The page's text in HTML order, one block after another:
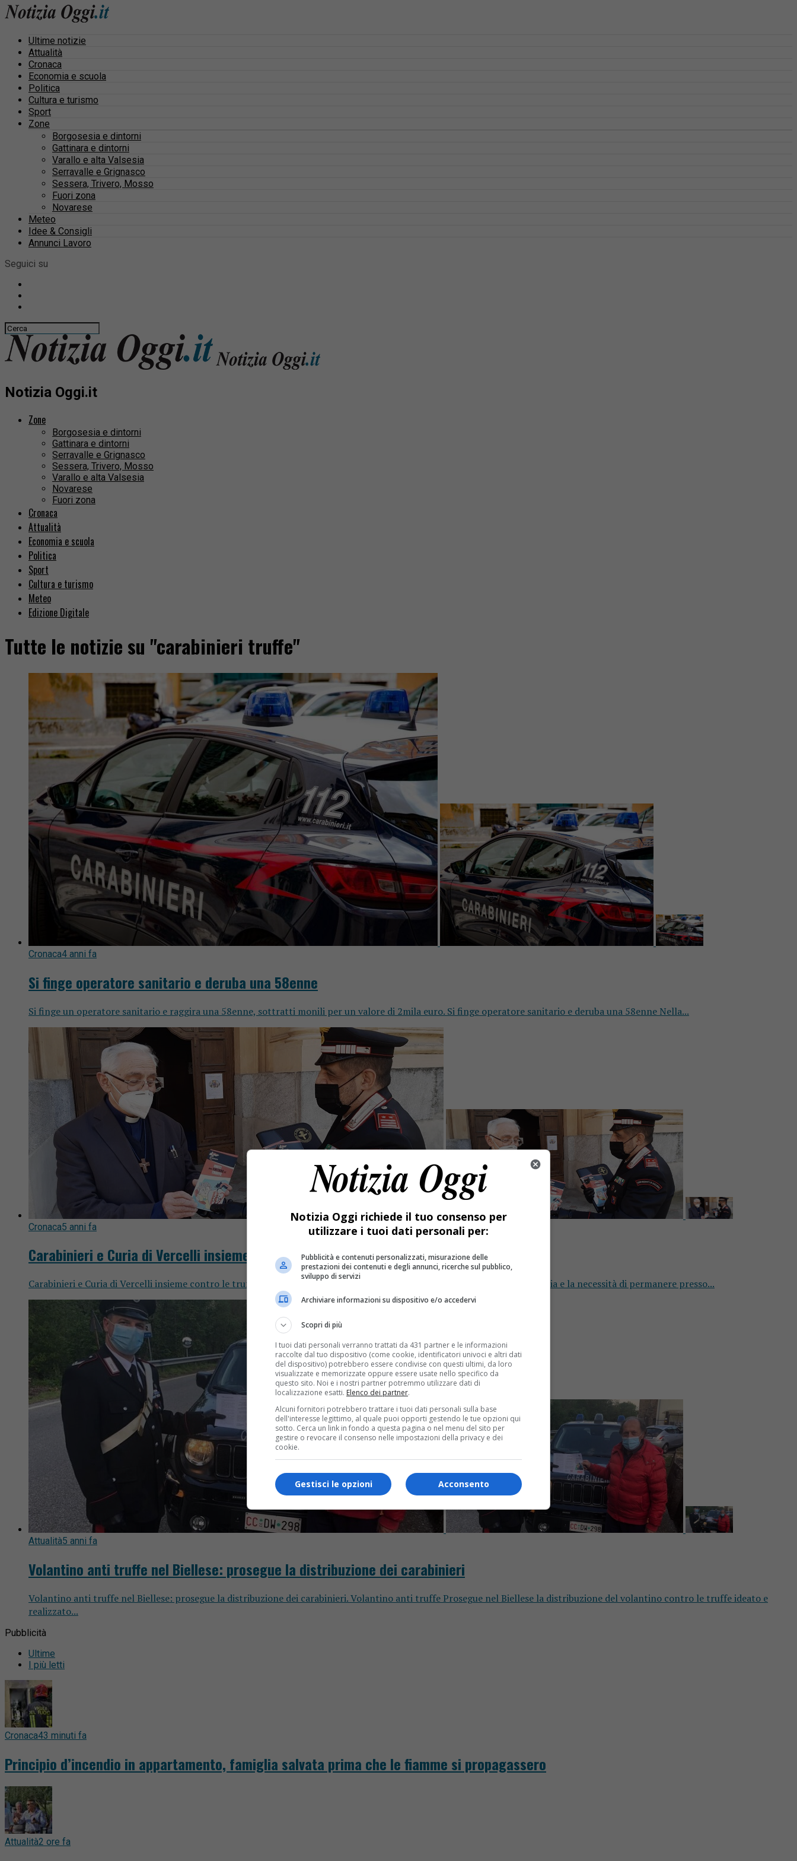
Ultime notizie
Attualità
Cronaca
Economia e scuola
Politica
Cultura e turismo
Sport
Zone
Borgosesia e dintorni
Gattinara e dintorni
Varallo e alta Valsesia
Serravalle e Grignasco
Sessera, Trivero, Mosso
Fuori zona
Novarese
Meteo
Idee & Consigli
Annunci Lavoro
Seguici su
Notizia Oggi.it
Zone
Borgosesia e dintorni
Gattinara e dintorni
Serravalle e Grignasco
Sessera, Trivero, Mosso
Varallo e alta Valsesia
Novarese
Fuori zona
Cronaca
Attualità
Economia e scuola
Politica
Sport
Cultura e turismo
Meteo
Edizione Digitale
Tutte le notizie su "carabinieri truffe"
Cronaca4 anni fa
Si finge operatore sanitario e deruba una 58enne
Si finge un operatore sanitario e raggira una 58enne, sottratti monili per un valore di 2mila euro. Si finge operatore sanitario e deruba una 58enne Nella...
Cronaca5 anni fa
Carabinieri e Curia di Vercelli insieme contro le truffe
Carabinieri e Curia di Vercelli insieme contro le truffe. Carabinieri e Curia di Vercelli insieme La crisi connessa alla pandemia e la necessità di permanere presso...
Attualità5 anni fa
Volantino anti truffe nel Biellese: prosegue la distribuzione dei carabinieri
Volantino anti truffe nel Biellese: prosegue la distribuzione dei carabinieri. Volantino anti truffe Prosegue nel Biellese la distribuzione del volantino contro le truffe ideato e
realizzato...
Pubblicità
Ultime
I più letti
Cronaca43 minuti fa
Principio d’incendio in appartamento, famiglia salvata prima che le fiamme si propagassero
Attualità2 ore fa
Notizia Oggi richiede il tuo consenso per
utilizzare i tuoi dati personali per:
Pubblicità e contenuti personalizzati, misurazione delle
prestazioni dei contenuti e degli annunci, ricerche sul pubblico,
sviluppo di servizi
Archiviare informazioni su dispositivo e/o accedervi
Scopri di più
I tuoi dati personali verranno trattati da 431 partner e le informazioni
raccolte dal tuo dispositivo (come cookie, identificatori univoci e altri dati
del dispositivo) potrebbero essere condivise con questi ultimi, da loro
visualizzate e memorizzate oppure essere usate nello specifico da
questo sito. Noi e i nostri partner potremmo utilizzare dati di
localizzazione esatti. Elenco dei partner.
Alcuni fornitori potrebbero trattare i tuoi dati personali sulla base
dell'interesse legittimo, al quale puoi opporti gestendo le tue opzioni qui
sotto. Cerca un link in fondo a questa pagina o nel menu del sito per
gestire o revocare il consenso nelle impostazioni della privacy e dei
cookie.
Acconsento
Gestisci le opzioni